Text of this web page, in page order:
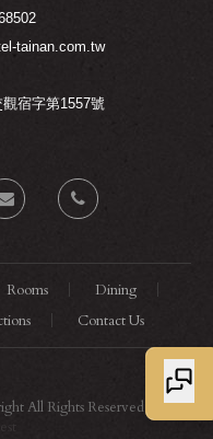
tainan.com.tw
宿字第1557號
Rooms
Dining
Contact Us
All Rights Reserved.